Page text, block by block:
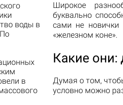
воды в
в
Широкое
буквально
сами не новички
«железном коне».
Какие они:
Думая о том,
условно можно